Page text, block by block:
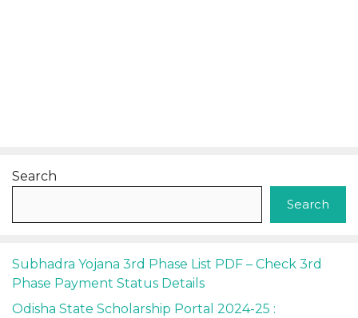
Search
Search
Subhadra Yojana 3rd Phase List PDF – Check 3rd
Phase Payment Status Details
Odisha State Scholarship Portal 2024-25 :